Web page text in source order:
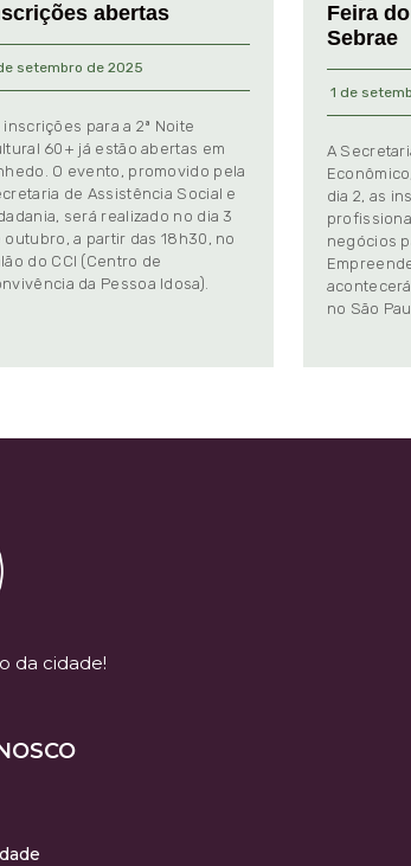
abertas
setembro de 2025
inscrições para a 2ª Noite
60+ já estão abertas em
O evento, promovido pela
de Assistência Social e
será realizado no dia 3
outubro, a partir das 18h30, no
do CCI (Centro de
da Pessoa Idosa).
Feira
Sebrae
1 de
A
dia 2, as
negócios
no São
da cidade!